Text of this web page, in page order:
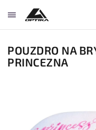
POUZDRO NA
PRINCEZNA